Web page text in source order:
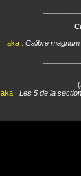
aka : Calibre
(
aka : Les 5 de la